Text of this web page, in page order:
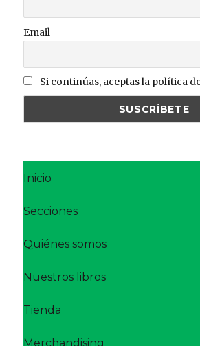
Email
Si continúas, aceptas la política
Inicio
Secciones
Quiénes somos
Nuestros libros
Tienda
Merchandising